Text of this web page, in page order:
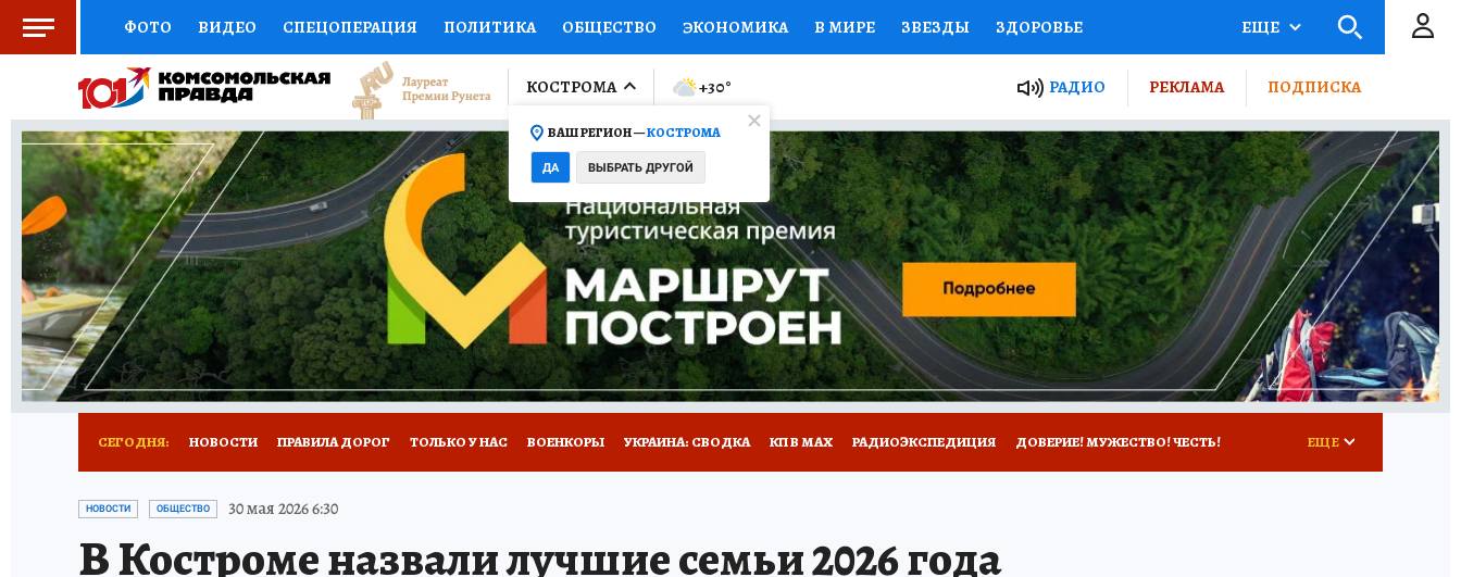
ФОТО ВИДЕО СПЕЦОПЕРАЦИЯ ПОЛИТИКА ОБЩЕСТВО ЭКОНОМИКА В МИРЕ ЗВЕЗДЫ ЗДОРОВЬЕ
СОЦПОДДЕРЖКА НАУКА СПОРТ КОЛУМНИСТЫ ПРОИСШЕСТВИЯ НАЦИОНАЛЬНЫЕ ПРОЕКТЫ РОССИИ
ВЫБОР ЭКСПЕРТОВ ДОКТОР ФИНАНСЫ ОТКРЫВАЕМ МИР Я ЗНАЮ СЕМЬЯ ЖЕНСКИЕ СЕКРЕТЫ ПУТЕВОДИТЕЛЬ
КНИЖНАЯ ПОЛКА ПРОГНОЗЫ НА СПОРТ ПРОМОКОДЫ СЕРИАЛЫ СПЕЦПРОЕКТЫ ДЕФИЦИТ ЖЕЛЕЗА ТУРИЗМ
ПРЕСС-ЦЕНТР НЕДВИЖИМОСТЬ ТЕЛЕВИЗОР КОЛЛЕКЦИИ КОНКУРСЫ РАБОТА У НАС ГИД ПОТРЕБИТЕЛЯ ВСЕ О КП
РАДИО КП РЕКЛАМА ТЕСТЫ НОВОЕ НА САЙТЕ
ЕЩЕ
КОСТРОМА
ВАШ РЕГИОН —КОСТРОМА
ДА ВЫБРАТЬ ДРУГОЙ
+30° РАДИО РЕКЛАМА ПОДПИСКА
СЕГОДНЯ: НОВОСТИ ПРАВИЛА ДОРОГ ТОЛЬКО У НАС ВОЕНКОРЫ УКРАИНА: СВОДКА КП В МАХ РАДИОЭКСПЕДИЦИЯ ДОВЕРИЕ! МУЖЕСТВО! ЧЕСТЬ!
НОВОГОДНИЙ ШОПИНГ В КОСТРОМЕ
СЕМЬЯ В ПОГОНАХ ИСПЫТАНО НА СЕБЕ
ЕЩЕ
НОВОСТИ ОБЩЕСТВО 30 мая 2026 6:30
В Костроме назвали лучшие семьи 2026 года